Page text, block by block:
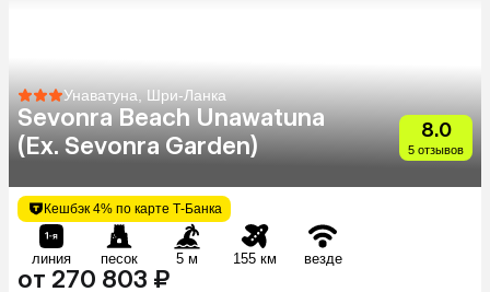
Унаватуна, Шри-Ланка
Sevonra Beach Unawatuna
(Ex. Sevonra Garden)
8.0
5 отзывов
Кешбэк 4% по карте Т-Банка
линия песок 5 м 155 км везде
от 270 803 ₽